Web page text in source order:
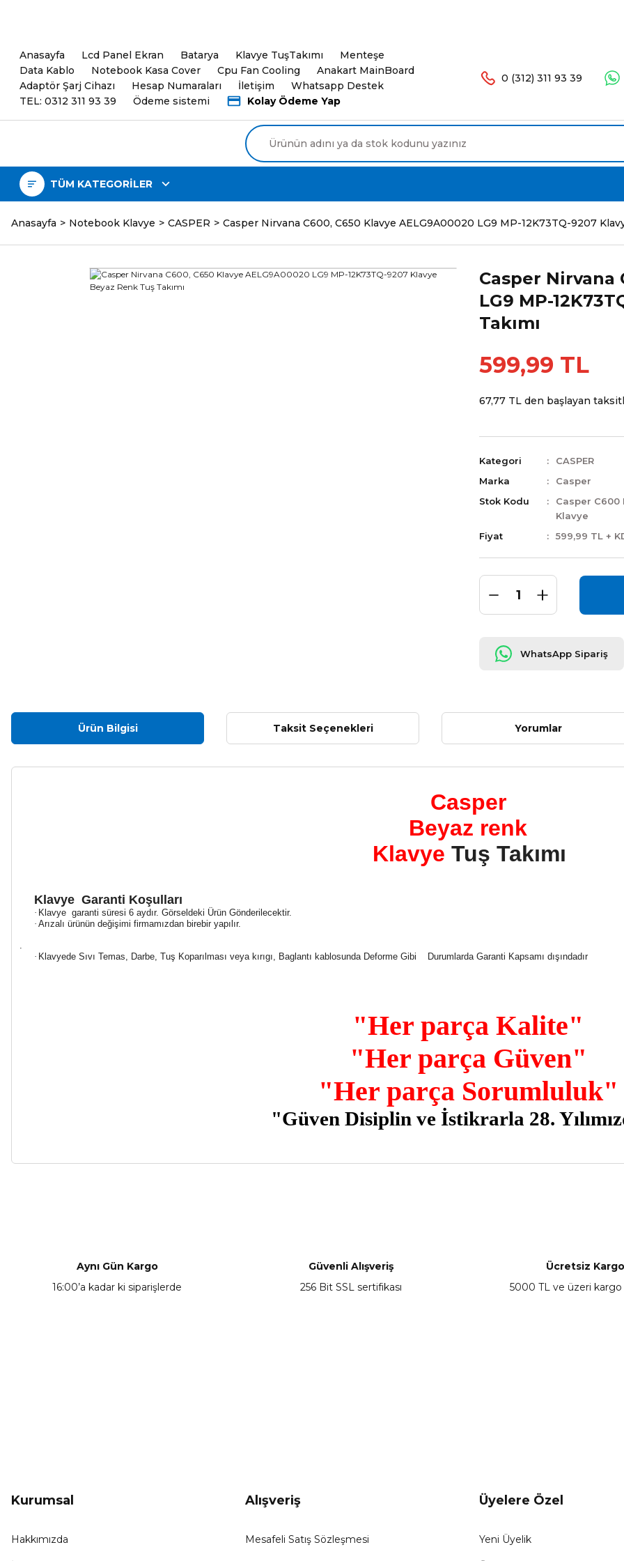
Anasayfa Lcd Panel Ekran Batarya Klavye TuşTakımı
Menteşe
Data Kablo
Notebook Kasa Cover Cpu Fan Cooling
Anakart MainBoard
Adaptör Şarj Cihazı
Hesap Numaraları İletişim
Whatsapp Destek
TEL: 0312 311 93 39
Ödeme sistemi Kolay Ödeme Yap
0 (312) 311 93 39
TÜM KATEGORİLER
Anasayfa Notebook Klavye CASPER Casper Nirvana C600, C650 Klavye AELG9A00020 LG9 MP-12K73TQ-9207
Casper Nirvana
LG9 MP-
Takımı
599,99 TL
67,77 TL den başlayan
Kategori
CASPER
Marka
Casper
Stok Kodu
Casper C600
Klavye
Fiyat
599,99 TL +
WhatsApp Sipariş
Ürün Bilgisi Taksit Seçenekleri Yorumlar
Casper
Beyaz renk
Klavye Tuş Takımı
Klavye Garanti Koşulları
· Klavye garanti süresi 6 aydır. Görseldeki Ürün Gönderilecektir.
· Arızalı ürünün değişimi firmamızdan birebir yapılır.
.
· Klavyede Sıvı Temas, Darbe, Tuş Koparılması veya kırıgı, Baglantı kablosunda Deforme Gibi Durumlarda Garanti Kapsamı dışındadır
"Her parça Kalite"
"Her parça Güven"
"Her parça Sorumluluk"
"Güven Disiplin ve İstikrarla 28.
Ürün açıklamasında eksik bilgiler bulunuyor.
Ürün bilgilerinde hatalar bulunuyor.
Aynı Gün Kargo
16:00’a kadar ki siparişlerde
Güvenli Alışveriş
256 Bit SSL sertifikası
Ücretsiz Kargo
5000 TL ve üzeri kargo
Kurumsal
Hakkımızda
Alışveriş
Mesafeli Satış Sözleşmesi
Üyelere Özel
Yeni Üyelik